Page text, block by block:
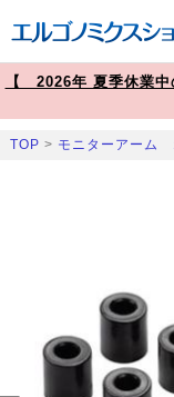
【 2026年 夏季休業中
TOP > モニターアーム